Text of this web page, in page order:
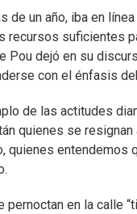
un año, iba en
suficientes
dejó en su
con el énfasis
de las actitudes
quienes se
entendemos
en la calle